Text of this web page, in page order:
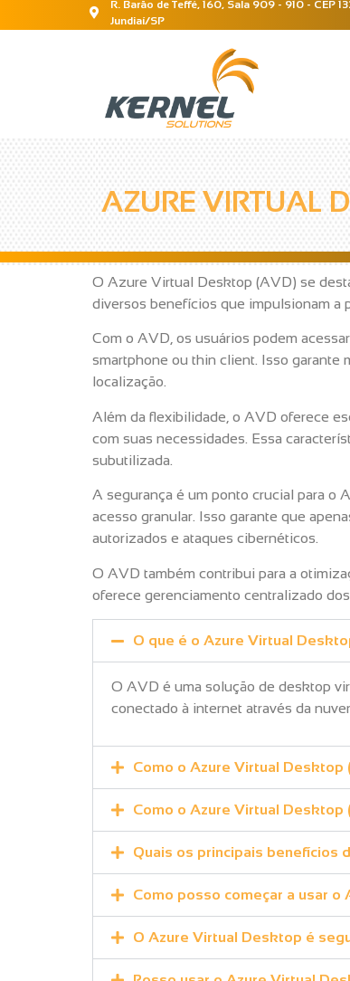
R. Barão de Teffé, 160, Sala 909 - 910 - CEP
Jundiaí/SP
AZURE VIRTUAL
O Azure Virtual Desktop (AVD) se
diversos benefícios que impulsionam a
Com o AVD, os usuários podem
smartphone ou thin client. Isso garante
localização.
Além da flexibilidade, o AVD oferece
com suas necessidades. Essa
subutilizada.
A segurança é um ponto crucial para o
acesso granular. Isso garante que
autorizados e ataques cibernéticos.
O AVD também contribui para a
oferece gerenciamento centralizado
O que é o Azure Virtual
O AVD é uma solução de desktop
conectado à internet através da
Como o Azure Virtual Desktop
Como o Azure Virtual Desktop
Quais os principais benefícios
Como posso começar a usar o
O Azure Virtual Desktop é